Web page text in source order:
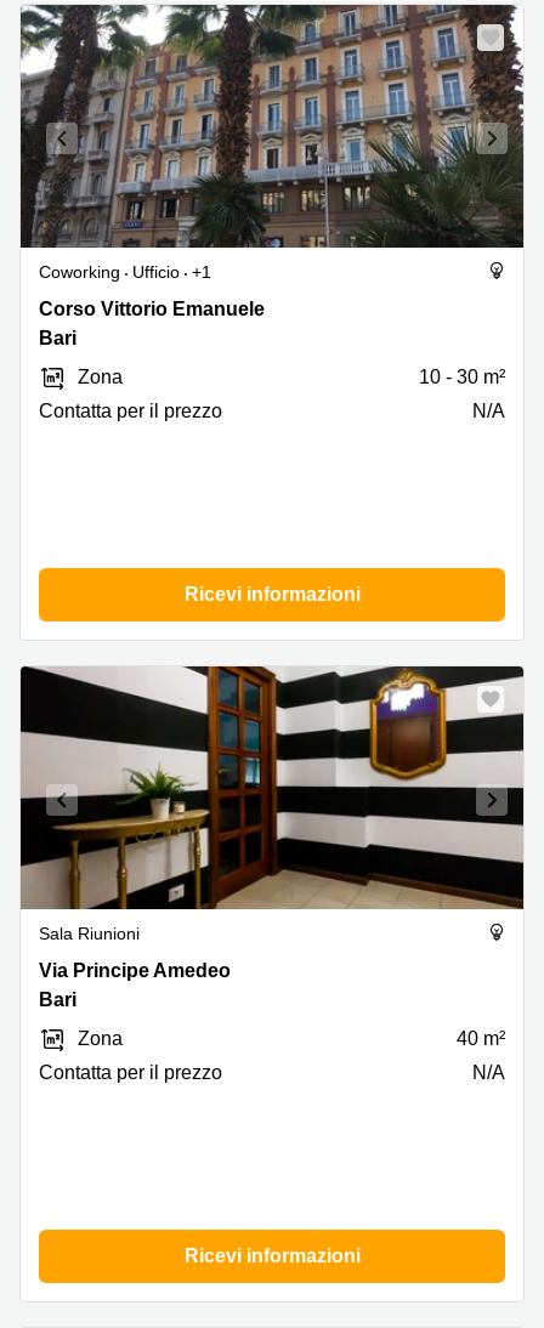
Coworking Ufficio
+1
Corso
Vittorio
30,
Bari
Corso Vittorio Emanuele
Bari
Zona
10 - 30 m²
Сontatta per il prezzo
N/A
Ricevi informazioni
Sala Riunioni
Via
Principe
Bari
Via Principe Amedeo
Bari
Zona
40 m²
Сontatta per il prezzo
N/A
Ricevi informazioni